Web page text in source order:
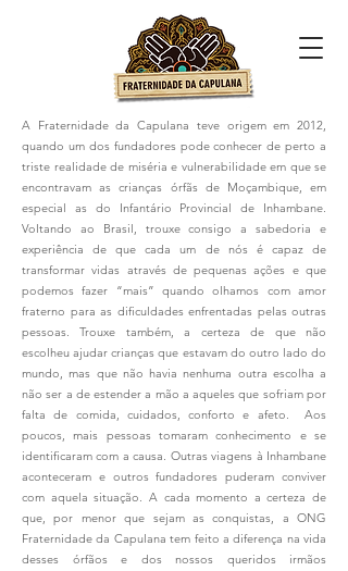
A Fraternidade da Capulana teve origem em 2012,
quando um dos fundadores pode conhecer de perto a
triste realidade de miséria e vulnerabilidade em que se
encontravam as crianças órfãs de Moçambique, em
especial as do Infantário Provincial de Inhambane.
Voltando ao Brasil, trouxe consigo a sabedoria e
experiência de que cada um de nós é capaz de
transformar vidas através de pequenas ações e que
podemos fazer “mais” quando olhamos com amor
fraterno para as dificuldades enfrentadas pelas outras
pessoas. Trouxe também, a certeza de que não
escolheu ajudar crianças que estavam do outro lado do
mundo, mas que não havia nenhuma outra escolha a
não ser a de estender a mão a aqueles que sofriam por
falta de comida, cuidados, conforto e afeto. Aos
poucos, mais pessoas tomaram conhecimento e se
identificaram com a causa. Outras viagens à Inhambane
aconteceram e outros fundadores puderam conviver
com aquela situação. A cada momento a certeza de
que, por menor que sejam as conquistas, a ONG
Fraternidade da Capulana tem feito a diferença na vida
desses órfãos e dos nossos queridos irmãos